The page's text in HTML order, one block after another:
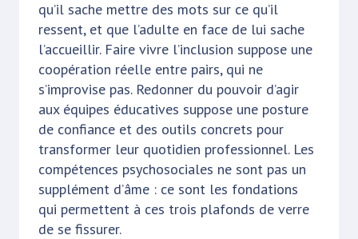
qu’il sache mettre des mots sur ce qu’il
ressent, et que l’adulte en face de lui sache
l’accueillir. Faire vivre l’inclusion suppose une
coopération réelle entre pairs, qui ne
s’improvise pas. Redonner du pouvoir d’agir
aux équipes éducatives suppose une posture
de confiance et des outils concrets pour
transformer leur quotidien professionnel. Les
compétences psychosociales ne sont pas un
supplément d’âme : ce sont les fondations
qui permettent à ces trois plafonds de verre
de se fissurer.